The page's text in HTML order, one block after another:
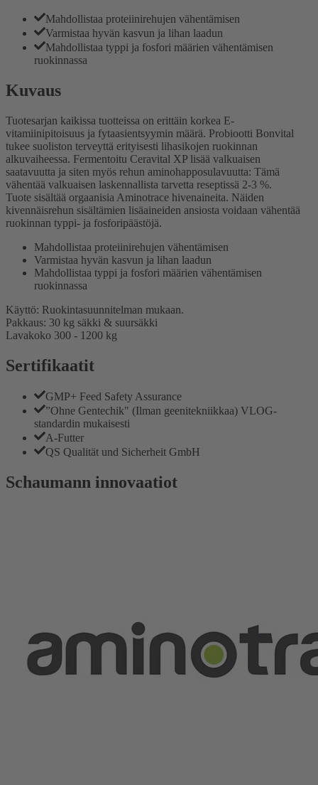
Mahdollistaa proteiinirehujen vähentämisen
Varmistaa hyvän kasvun ja lihan laadun
Mahdollistaa typpi ja fosfori määrien vähentämisen
ruokinnassa
Kuvaus
Tuotesarjan kaikissa tuotteissa on erittäin korkea E-
vitamiinipitoisuus ja fytaasientsyymin määrä. Probiootti Bonvital
tukee suoliston terveyttä erityisesti lihasikojen ruokinnan
alkuvaiheessa. Fermentoitu Ceravital XP lisää valkuaisen
saatavuutta ja siten myös rehun aminohapposulavuutta: Tämä
vähentää valkuaisen laskennallista tarvetta reseptissä 2-3 %.
Tuote sisältää orgaanisia Aminotrace hivenaineita. Näiden
kivennäisrehun sisältämien lisäaineiden ansiosta voidaan vähentää
ruokinnan typpi- ja fosforipäästöjä.
Mahdollistaa proteiinirehujen vähentämisen
Varmistaa hyvän kasvun ja lihan laadun
Mahdollistaa typpi ja fosfori määrien vähentämisen
ruokinnassa
Käyttö: Ruokintasuunnitelman mukaan.
Pakkaus: 30 kg säkki & suursäkki
Lavakoko 300 - 1200 kg
Sertifikaatit
GMP+ Feed Safety Assurance
”Ohne Gentechik" (Ilman geenitekniikkaa) VLOG-
standardin mukaisesti
A-Futter
QS Qualität und Sicherheit GmbH
Schaumann innovaatiot